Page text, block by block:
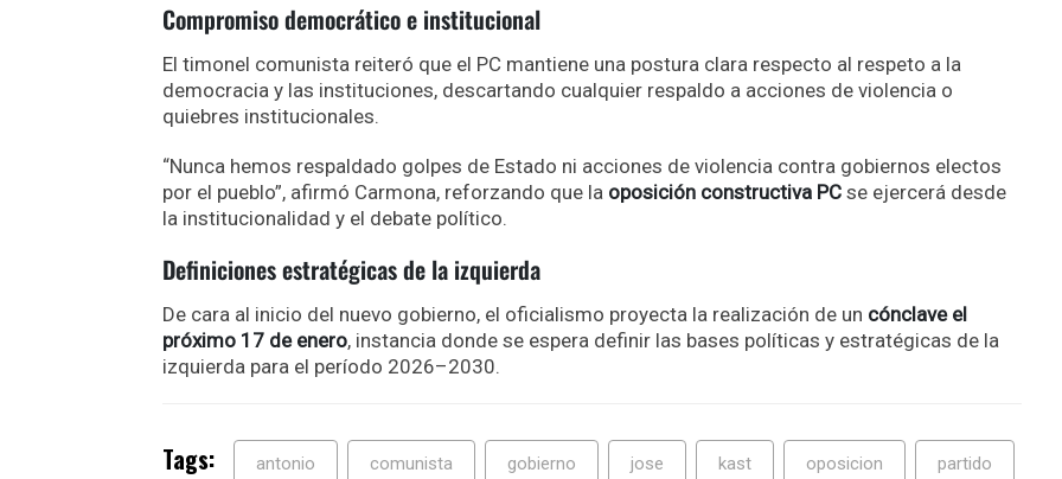
Compromiso democrático e institucional
El timonel comunista reiteró que el PC mantiene una postura clara respecto al respeto a la
democracia y las instituciones, descartando cualquier respaldo a acciones de violencia o
quiebres institucionales.
“Nunca hemos respaldado golpes de Estado ni acciones de violencia contra gobiernos electos
por el pueblo”, afirmó Carmona, reforzando que la oposición constructiva PC se ejercerá desde
la institucionalidad y el debate político.
Definiciones estratégicas de la izquierda
De cara al inicio del nuevo gobierno, el oficialismo proyecta la realización de un cónclave el
próximo 17 de enero, instancia donde se espera definir las bases políticas y estratégicas de la
izquierda para el período 2026–2030.
Tags: antonio comunista gobierno jose kast oposicion partido